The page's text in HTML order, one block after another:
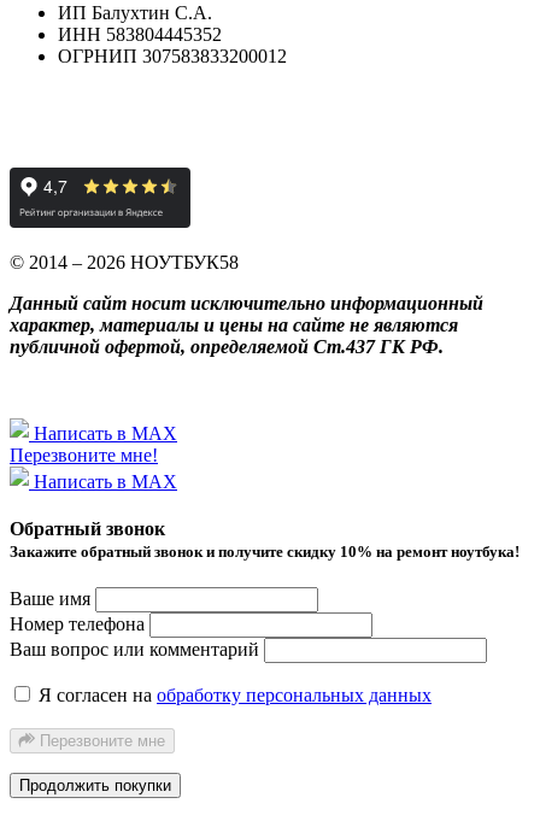
ИП Балухтин С.А.
ИНН 583804445352
ОГРНИП 307583833200012
© 2014 – 2026 НОУТБУК58
Данный сайт носит исключительно информационный
характер, материалы и цены на сайте не являются
публичной офертой, определяемой Ст.437 ГК РФ.
Написать в MAX
Перезвоните мне!
Написать в MAX
Обратный звонок
Закажите обратный звонок и получитe скидку 10% на ремонт ноутбука!
Ваше имя
Номер телефона
Ваш вопрос или комментарий
Я согласен на обработку персональных данных
Перезвоните мне
Продолжить покупки